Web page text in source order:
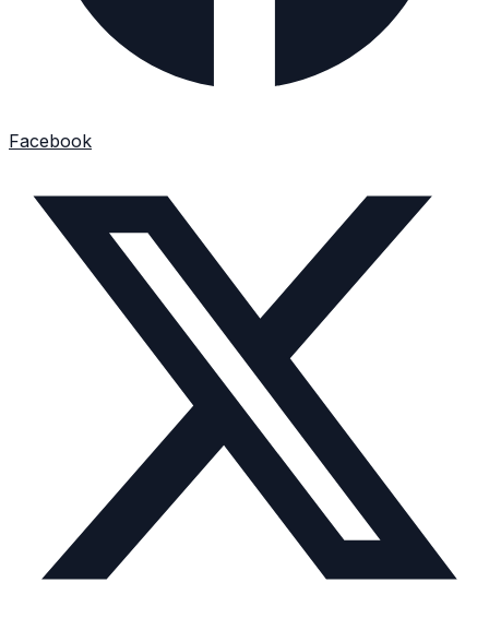
Facebook